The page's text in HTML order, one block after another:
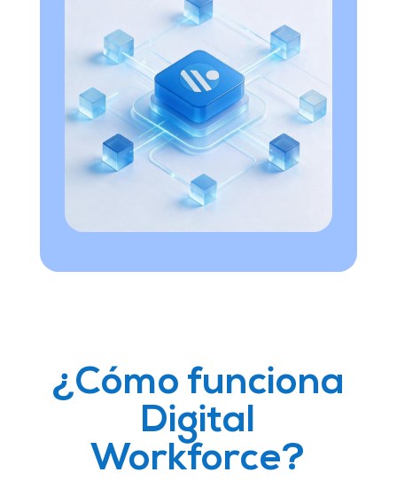
¿Cómo funciona
Digital
Workforce?